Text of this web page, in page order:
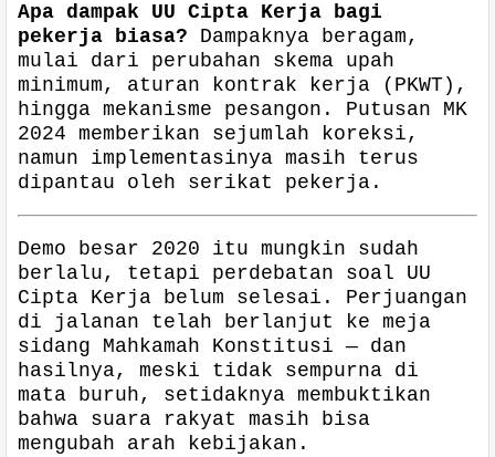
Apa dampak UU Cipta Kerja bagi
pekerja biasa? Dampaknya beragam,
mulai dari perubahan skema upah
minimum, aturan kontrak kerja (PKWT),
hingga mekanisme pesangon. Putusan MK
2024 memberikan sejumlah koreksi,
namun implementasinya masih terus
dipantau oleh serikat pekerja.
Demo besar 2020 itu mungkin sudah
berlalu, tetapi perdebatan soal UU
Cipta Kerja belum selesai. Perjuangan
di jalanan telah berlanjut ke meja
sidang Mahkamah Konstitusi — dan
hasilnya, meski tidak sempurna di
mata buruh, setidaknya membuktikan
bahwa suara rakyat masih bisa
mengubah arah kebijakan.